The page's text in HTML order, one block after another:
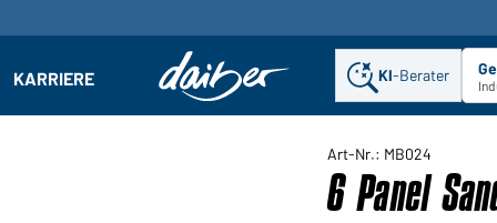
Untermenü öffnen
KARRIERE KI-Berater
Art-Nr.: MB024
6 Panel